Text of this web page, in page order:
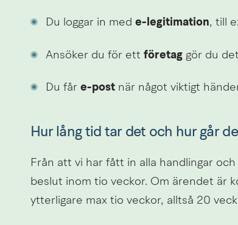
Du loggar in med e-legitimation, till
Ansöker du för ett företag gör du
Du får e-post när något viktigt
Hur lång tid tar det och hur går
Från att vi har fått in alla handlingar
beslut inom tio veckor. Om ärendet är
ytterligare max tio veckor, alltså 20